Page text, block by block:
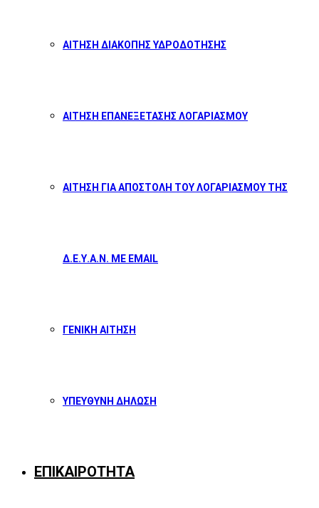
ΑΙΤΗΣΗ ΔΙΑΚΟΠΗΣ ΥΔΡΟΔΟΤΗΣΗΣ
ΑΙΤΗΣΗ ΕΠΑΝΕΞΕΤΑΣΗΣ ΛΟΓΑΡΙΑΣΜΟΥ
ΑΙΤΗΣΗ ΓΙΑ ΑΠΟΣΤΟΛΗ ΤΟΥ ΛΟΓΑΡΙΑΣΜΟΥ ΤΗΣ
Δ.Ε.Υ.Α.Ν. ΜΕ EMAIL
ΓΕΝΙΚΗ ΑΙΤΗΣΗ
ΥΠΕΥΘΥΝΗ ΔΗΛΩΣΗ
ΕΠΙΚΑΙΡΟΤΗΤΑ